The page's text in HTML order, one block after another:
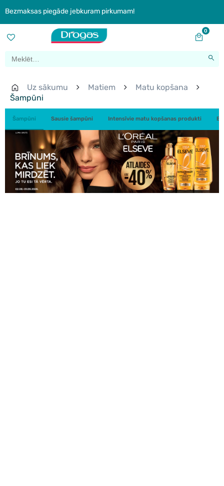
Bezmaksas piegāde jebkuram pirkumam!
0
Uz sākumu Matiem
Matu kopšana
Šampūni
Šampūni Sausie šampūni Intensīvie matu kopšanas produkti